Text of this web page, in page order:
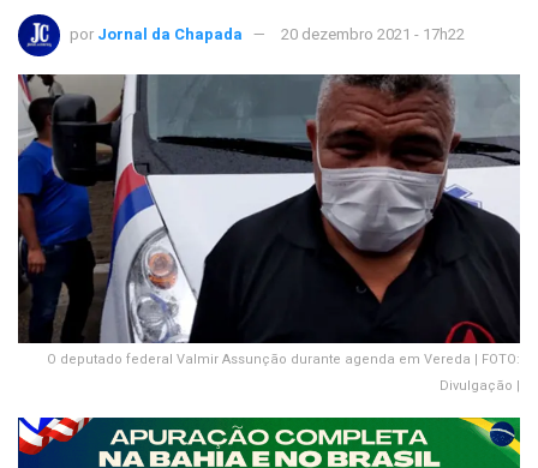
por Jornal da Chapada 20 dezembro 2021 - 17h22
O deputado federal Valmir Assunção durante agenda em Vereda | FOTO:
Divulgação |